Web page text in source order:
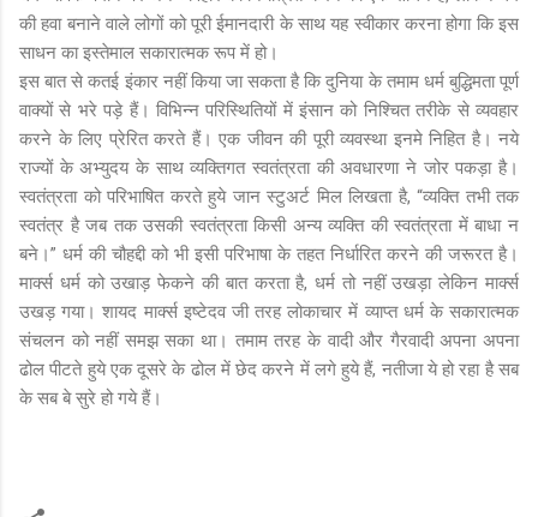
की हवा बनाने वाले लोगों को पूरी ईमानदारी के साथ यह स्वीकार करना होगा कि इस
साधन का इस्तेमाल सकारात्मक रूप में हो।
इस बात से कतई इंकार नहीं किया जा सकता है कि दुनिया के तमाम धर्म बुद्धिमता पूर्ण
वाक्यों से भरे पड़े हैं। विभिन्न परिस्थितियों में इंसान को निश्चित तरीके से व्यवहार
करने के लिए प्रेरित करते हैं। एक जीवन की पूरी व्यवस्था इनमे निहित है। नये
राज्यों के अभ्युदय के साथ व्यक्तिगत स्वतंत्रता की अवधारणा ने जोर पकड़ा है।
स्वतंत्रता को परिभाषित करते हुये जान स्टुअर्ट मिल लिखता है, “व्यक्ति तभी तक
स्वतंत्र है जब तक उसकी स्वतंत्रता किसी अन्य व्यक्ति की स्वतंत्रता में बाधा न
बने।” धर्म की चौहद्दी को भी इसी परिभाषा के तहत निर्धारित करने की जरूरत है।
मार्क्स धर्म को उखाड़ फेकने की बात करता है, धर्म तो नहीं उखड़ा लेकिन मार्क्स
उखड़ गया। शायद मार्क्स इष्टेदव जी तरह लोकाचार में व्याप्त धर्म के सकारात्मक
संचलन को नहीं समझ सका था। तमाम तरह के वादी और गैरवादी अपना अपना
ढोल पीटते हुये एक दूसरे के ढोल में छेद करने में लगे हुये हैं, नतीजा ये हो रहा है सब
के सब बे सुरे हो गये हैं।